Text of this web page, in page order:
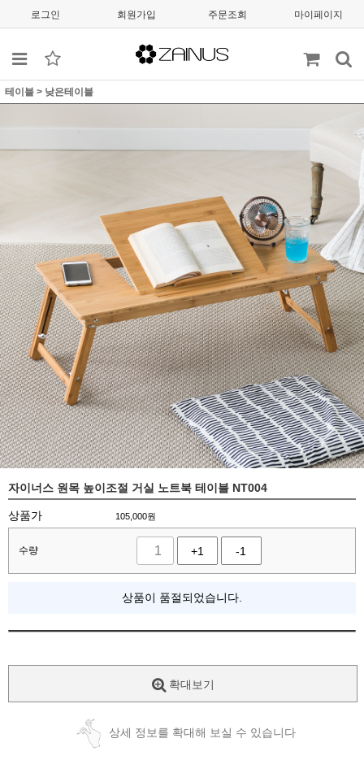
로그인 회원가입 주문조회 마이페이지
테이블 > 낮은테이블
자이너스 원목 높이조절 거실 노트북 테이블 NT004
상품가 105,000원
수량 +1 -1
상품이 품절되었습니다.
확대보기
상세 정보를 확대해 보실 수 있습니다